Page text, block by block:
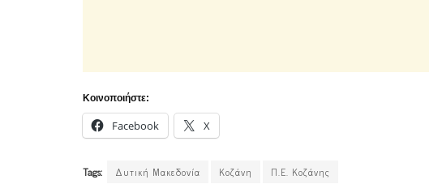
Κοινοποιήστε:
Facebook X
Tags: Δυτική Μακεδονία Κοζάνη Π.Ε. Κοζάνης